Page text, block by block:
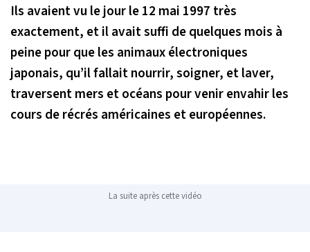
Ils avaient vu le jour le 12 mai 1997 très
exactement, et il avait suffi de quelques mois à
peine pour que les animaux électroniques
japonais, qu’il fallait nourrir, soigner, et laver,
traversent mers et océans pour venir envahir les
cours de récrés américaines et européennes.
La suite après cette vidéo